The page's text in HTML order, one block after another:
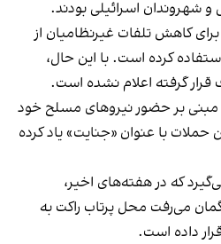
شهروندان اسرائیلی بودند.
کاهش تلفات غیرنظامیان از
کرده است. با این حال،
گرفته اعلام نشده است.
مبنی بر حضور نیروهای مسلح خود
حملات با عنوان «جنایت» یاد کرده
که در هفته‌های اخیر،
گمان می‌رفت محل پرتاب راکت به
داده است.